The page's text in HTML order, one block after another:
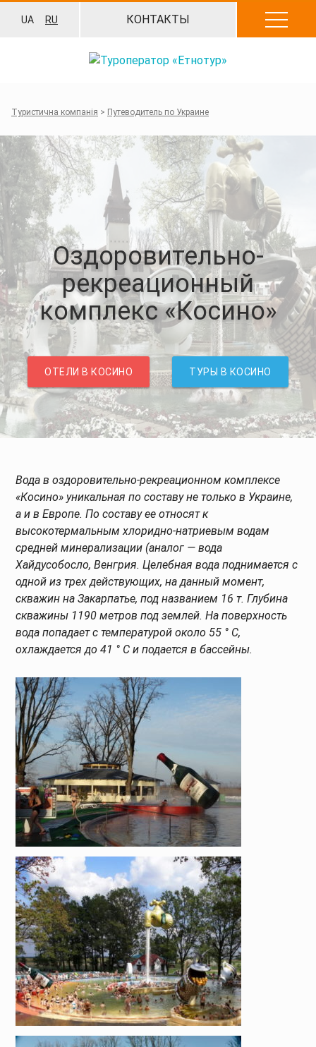
UA RU КОНТАКТЫ
Туристична компанія > Путеводитель по Украине
Оздоровительно-
рекреационный
комплекс «Косино»
ОТЕЛИ В КОСИНО ТУРЫ В КОСИНО
Вода в оздоровительно-рекреационном комплексе
«Косино» уникальная по составу не только в Украине,
а и в Европе. По составу ее относят к
высокотермальным хлоридно-натриевым водам
средней минерализации (аналог — вода
Хайдусобосло, Венгрия. Целебная вода поднимается с
одной из трех действующих, на данный момент,
скважин на Закарпатье, под названием 16 т. Глубина
скважины 1190 метров под землей. На поверхность
вода попадает с температурой около 55 ° C,
охлаждается до 41 ° C и подается в бассейны.